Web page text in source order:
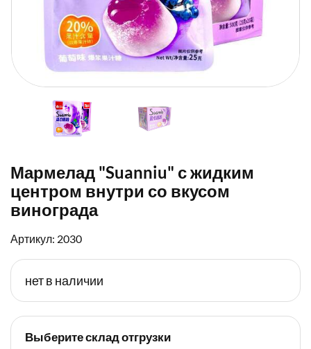
Мармелад "Suanniu" с жидким
центром внутри со вкусом
винограда
Артикул: 2030
нет в наличии
Выберите склад отгрузки